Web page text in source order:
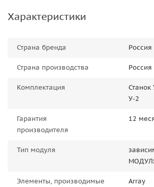
Характеристики
Страна бренда Россия
Страна производства Россия
Комплектация
Станок
У-2
Гарантия
производителя
12
Тип модуля
Элементы, производимые Array